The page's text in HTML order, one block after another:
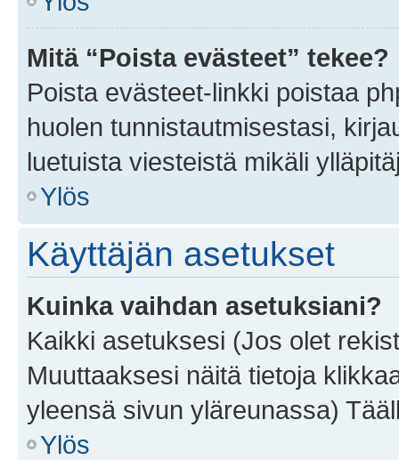
Mitä “Poista evästeet” tekee?
Poista evästeet-linkki poistaa
huolen tunnistautmisestasi,
luetuista viesteistä mikäli
Ylös
Käyttäjän asetukset
Kuinka vaihdan asetuksiani?
Kaikki asetuksesi (Jos olet
Muuttaaksesi näitä tietoja
yleensä sivun yläreunassa)
Ylös